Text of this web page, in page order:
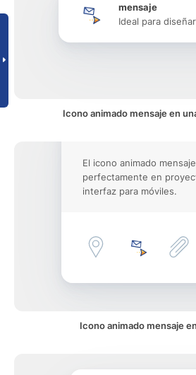
mensaje
Ideal para
Icono animado mensaje en
El icono animado
perfectamente en
interfaz para móviles.
Icono animado mensaje